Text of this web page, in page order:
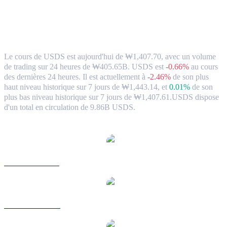
Le cours de USDS est aujourd'hui de ₩1,407.70, avec un volume
de trading sur 24 heures de ₩405.65B. USDS est -0.66% au cours
des dernières 24 heures. Il est actuellement à -2.46% de son plus
haut niveau historique sur 7 jours de ₩1,443.14, et 0.01% de son
plus bas niveau historique sur 7 jours de ₩1,407.61.USDS dispose
d'un total en circulation de 9.86B USDS.